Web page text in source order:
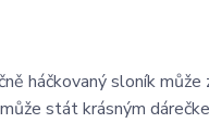
háčkovaný sloník
stát krásným